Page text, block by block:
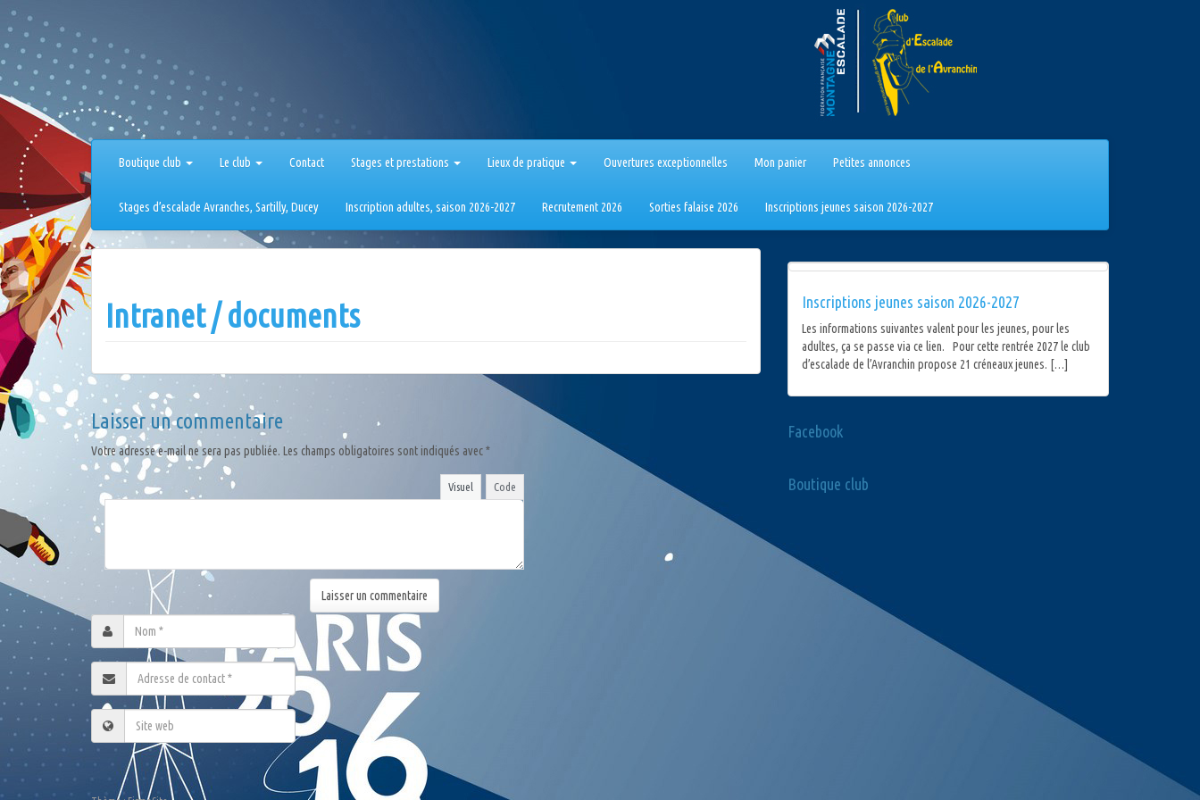
Aller
au
contenu
Boutique club Le club Contact Stages et prestations Lieux de pratique Ouvertures exceptionnelles Mon panier Petites annonces
Stages d’escalade Avranches, Sartilly, Ducey Inscription adultes, saison 2026-2027 Recrutement 2026 Sorties falaise 2026 Inscriptions jeunes saison 2026-2027
Intranet / documents
Laisser un commentaire
Votre adresse e-mail ne sera pas publiée. Les champs obligatoires sont indiqués avec*
Visuel Code
Inscriptions jeunes saison 2026-2027
Les informations suivantes valent pour les jeunes, pour les
adultes, ça se passe via ce lien. Pour cette rentrée 2027 le club
d’escalade de l’Avranchin propose 21 créneaux jeunes. […]
Facebook
Boutique club